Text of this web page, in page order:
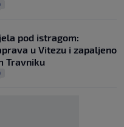
pod istragom:
u Vitezu i zapaljeno
Travniku